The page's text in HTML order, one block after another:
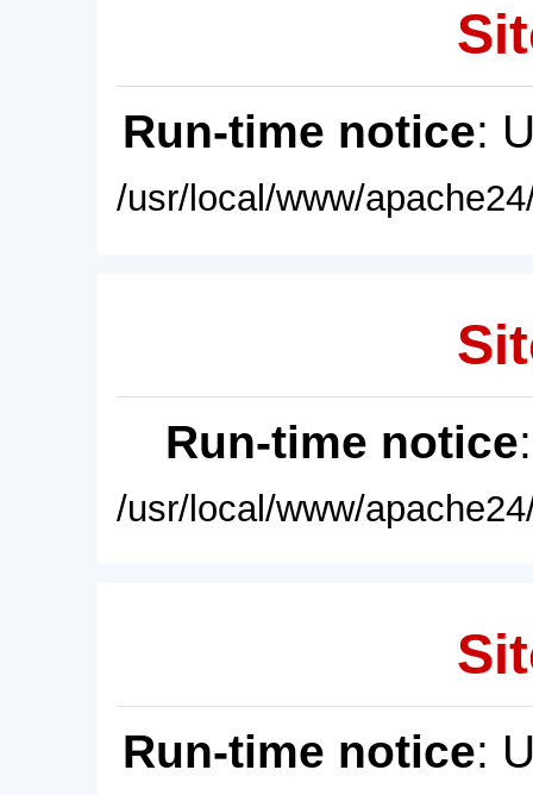
Run-time notice:
/usr/local/www/
Run-time notice
/usr/local/www/
Run-time notice: